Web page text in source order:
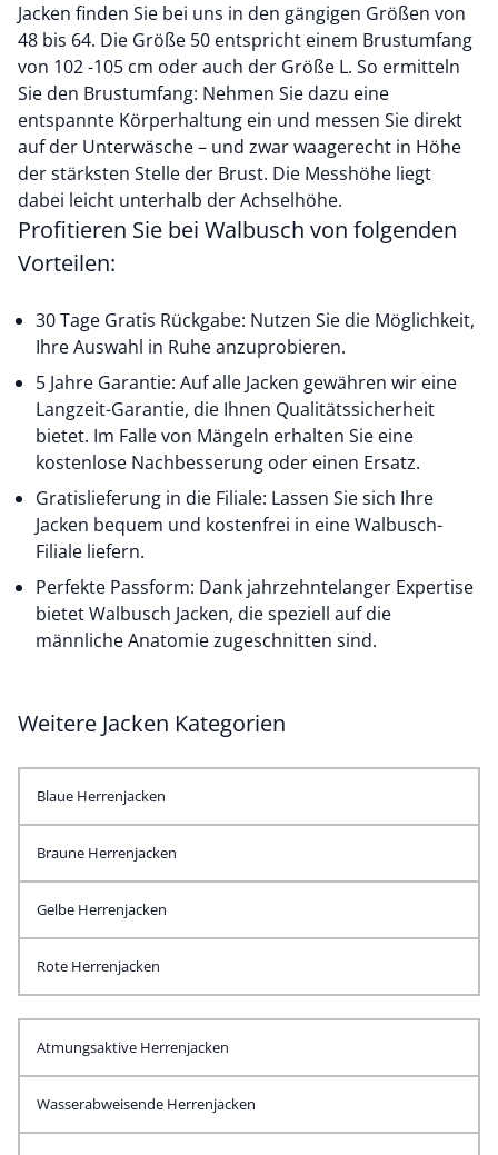
Jacken finden Sie bei uns in den gängigen Größen von
48 bis 64. Die Größe 50 entspricht einem Brustumfang
von 102 -105 cm oder auch der Größe L. So ermitteln
Sie den Brustumfang: Nehmen Sie dazu eine
entspannte Körperhaltung ein und messen Sie direkt
auf der Unterwäsche – und zwar waagerecht in Höhe
der stärksten Stelle der Brust. Die Messhöhe liegt
dabei leicht unterhalb der Achselhöhe.
Profitieren Sie bei Walbusch von folgenden
Vorteilen:
30 Tage Gratis Rückgabe: Nutzen Sie die Möglichkeit,
Ihre Auswahl in Ruhe anzuprobieren.
5 Jahre Garantie: Auf alle Jacken gewähren wir eine
Langzeit-Garantie, die Ihnen Qualitätssicherheit
bietet. Im Falle von Mängeln erhalten Sie eine
kostenlose Nachbesserung oder einen Ersatz.
Gratislieferung in die Filiale: Lassen Sie sich Ihre
Jacken bequem und kostenfrei in eine Walbusch-
Filiale liefern.
Perfekte Passform: Dank jahrzehntelanger Expertise
bietet Walbusch Jacken, die speziell auf die
männliche Anatomie zugeschnitten sind.
Weitere Jacken Kategorien
Blaue Herrenjacken
Braune Herrenjacken
Gelbe Herrenjacken
Rote Herrenjacken
Atmungsaktive Herrenjacken
Wasserabweisende Herrenjacken